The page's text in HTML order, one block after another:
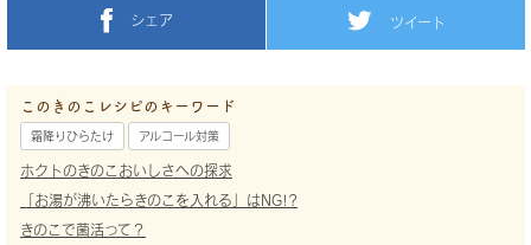
シェア ツイート
このきのこレシピのキーワード
霜降りひらたけ アルコール対策
ホクトのきのこおいしさへの探求
「お湯が沸いたらきのこを入れる」はNG!?
きのこで菌活って？